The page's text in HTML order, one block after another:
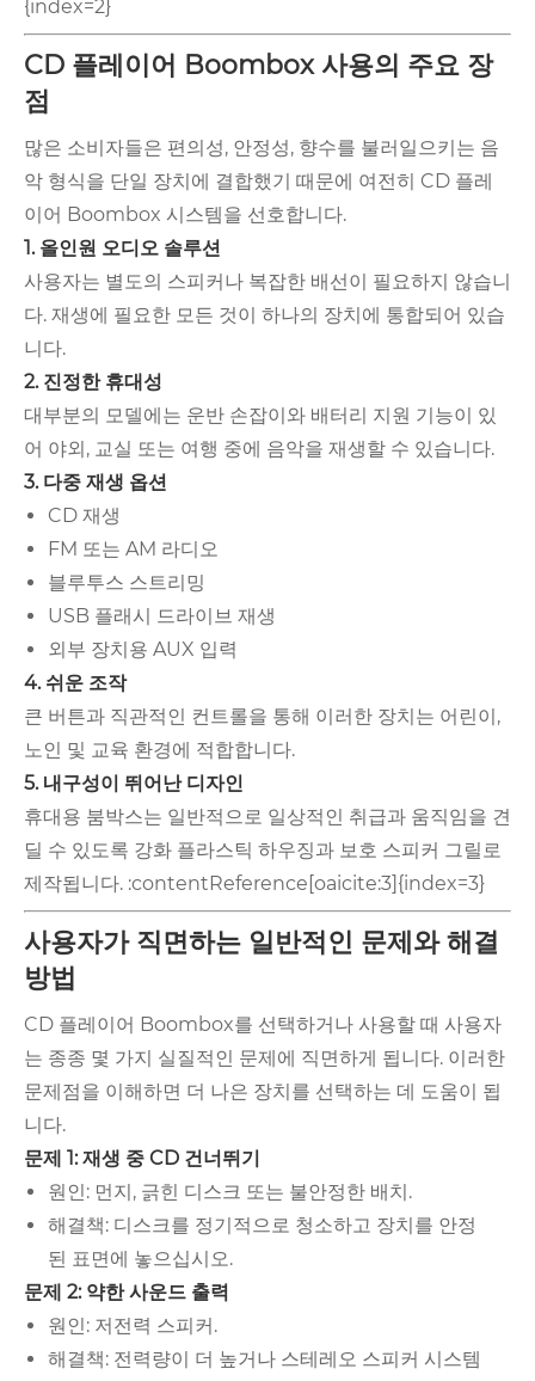
{index=2}
CD 플레이어 Boombox 사용의 주요 장
점
많은 소비자들은 편의성, 안정성, 향수를 불러일으키는 음
악 형식을 단일 장치에 결합했기 때문에 여전히 CD 플레
이어 Boombox 시스템을 선호합니다.
1. 올인원 오디오 솔루션
사용자는 별도의 스피커나 복잡한 배선이 필요하지 않습니
다. 재생에 필요한 모든 것이 하나의 장치에 통합되어 있습
니다.
2. 진정한 휴대성
대부분의 모델에는 운반 손잡이와 배터리 지원 기능이 있
어 야외, 교실 또는 여행 중에 음악을 재생할 수 있습니다.
3. 다중 재생 옵션
CD 재생
FM 또는 AM 라디오
블루투스 스트리밍
USB 플래시 드라이브 재생
외부 장치용 AUX 입력
4. 쉬운 조작
큰 버튼과 직관적인 컨트롤을 통해 이러한 장치는 어린이,
노인 및 교육 환경에 적합합니다.
5. 내구성이 뛰어난 디자인
휴대용 붐박스는 일반적으로 일상적인 취급과 움직임을 견
딜 수 있도록 강화 플라스틱 하우징과 보호 스피커 그릴로
제작됩니다. :contentReference[oaicite:3]{index=3}
사용자가 직면하는 일반적인 문제와 해결
방법
CD 플레이어 Boombox를 선택하거나 사용할 때 사용자
는 종종 몇 가지 실질적인 문제에 직면하게 됩니다. 이러한
문제점을 이해하면 더 나은 장치를 선택하는 데 도움이 됩
니다.
문제 1: 재생 중 CD 건너뛰기
원인: 먼지, 긁힌 디스크 또는 불안정한 배치.
해결책: 디스크를 정기적으로 청소하고 장치를 안정
된 표면에 놓으십시오.
문제 2: 약한 사운드 출력
원인: 저전력 스피커.
해결책: 전력량이 더 높거나 스테레오 스피커 시스템